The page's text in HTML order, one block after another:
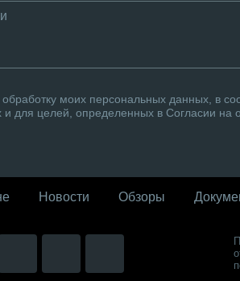
моих персональных данных, в
целей, определенных в Согласии на
Новости Обзоры